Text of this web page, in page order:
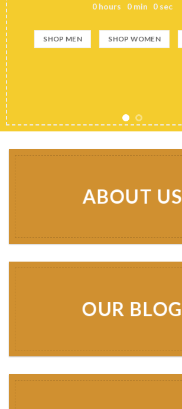
0hours 0min 0 sec
SHOP MEN SHOP WOMEN
ABOUT US
OUR BLOG